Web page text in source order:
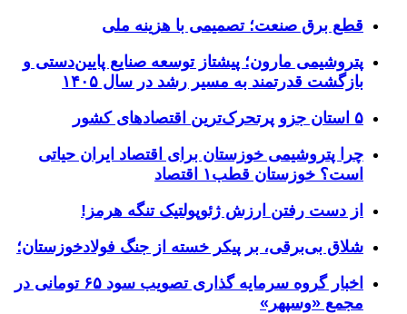
قطع برق صنعت؛ تصمیمی با هزینه ملی
پتروشیمی مارون؛ پیشتاز توسعه صنایع پایین‌دستی و
بازگشت قدرتمند به مسیر رشد در سال ۱۴۰۵
۵ استان جزو پرتحرک‌ترین اقتصاد‌های کشور
چرا پتروشیمی خوزستان برای اقتصاد ایران حیاتی
است؟ خوزستان قطب۱ اقتصاد
از دست رفتن ارزش ژئوپولتیک تنگه هرمز!
شلاق‌ بی‌برقی، بر پیکر خسته‌ از جنگ فولادخوزستان؛
اخبار گروه سرمایه گذاری تصویب سود ۶۵ تومانی در
مجمع «وسپهر»